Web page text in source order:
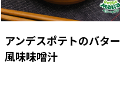
アンデスポテトのバター
風味味噌汁